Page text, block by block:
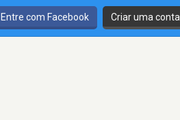
Entre com Facebook Criar uma conta